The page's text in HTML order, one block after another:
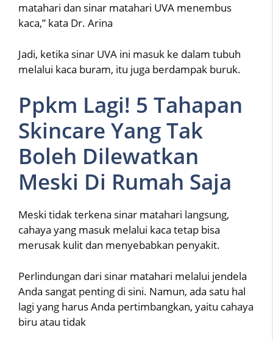
matahari dan sinar matahari UVA menembus
kaca,” kata Dr. Arina
Jadi, ketika sinar UVA ini masuk ke dalam tubuh
melalui kaca buram, itu juga berdampak buruk.
Ppkm Lagi! 5 Tahapan
Skincare Yang Tak
Boleh Dilewatkan
Meski Di Rumah Saja
Meski tidak terkena sinar matahari langsung,
cahaya yang masuk melalui kaca tetap bisa
merusak kulit dan menyebabkan penyakit.
Perlindungan dari sinar matahari melalui jendela
Anda sangat penting di sini. Namun, ada satu hal
lagi yang harus Anda pertimbangkan, yaitu cahaya
biru atau tidak